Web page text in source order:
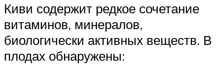
Киви содержит редкое сочетание
витаминов, минералов,
биологически активных веществ. В
плодах обнаружены: